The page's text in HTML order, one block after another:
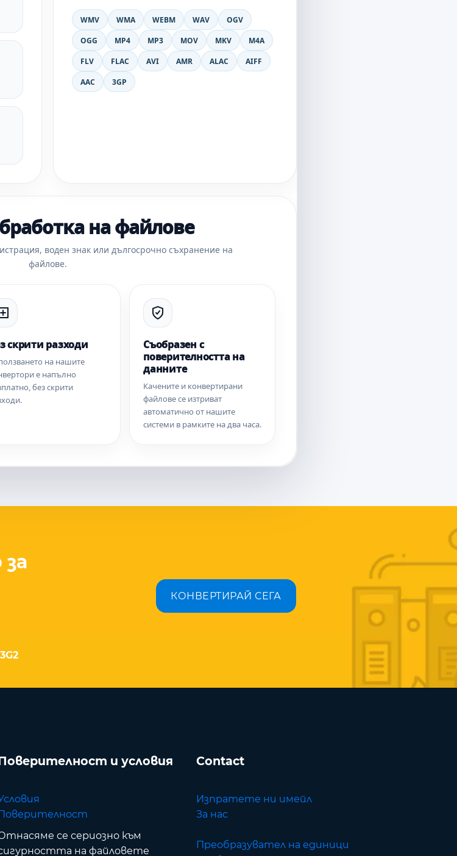
WMV WMA WEBM WAV
OGV
OGG
MP4 MP3 MOV MKV
M4A
FLV
FLAC AVI AMR ALAC
AIFF
AAC
3GP
на файлове
воден знак или дългосрочно съхранение на
файлове.
скрити разходи
на нашите
е напълно
без скрити
Съобразен с
поверителността на
данните
Качените и конвертирани
файлове се изтриват
автоматично от нашите
системи в рамките на два часа.
КОНВЕРТИРАЙ СЕГА
и условия
се сериозно към
на файловете
Contact
Изпратете ни имейл
За нас
Преобразувател на единици